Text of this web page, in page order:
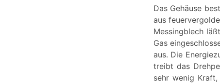
Das Gehäuse
aus
Messingblech
Gas
aus. Die
treibt das
sehr wenig